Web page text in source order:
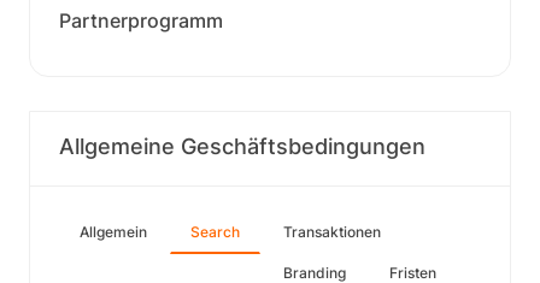
Partnerprogramm
Allgemeine Geschäftsbedingungen
Allgemein Search Transaktionen
Branding Fristen